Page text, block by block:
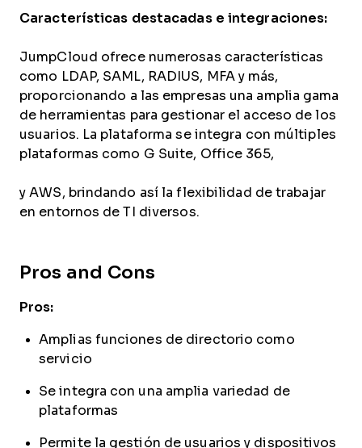
Características destacadas e integraciones:
JumpCloud ofrece numerosas características
como LDAP, SAML, RADIUS, MFA y más,
proporcionando a las empresas una amplia gama
de herramientas para gestionar el acceso de los
usuarios. La plataforma se integra con múltiples
plataformas como G Suite, Office 365,
y AWS, brindando así la flexibilidad de trabajar
en entornos de TI diversos.
Pros and Cons
Pros:
Amplias funciones de directorio como
servicio
Se integra con una amplia variedad de
plataformas
Permite la gestión de usuarios y dispositivos